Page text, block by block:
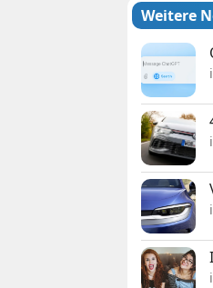
Weitere